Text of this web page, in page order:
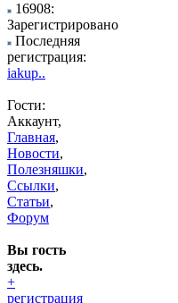
16908:
Зарегистрировано
Последняя
регистрация:
iakup..
Гости:
Аккаунт,
Главная,
Новости,
Полезняшки,
Ссылки,
Статьи,
Форум
Вы гость
здесь.
+
регистрация